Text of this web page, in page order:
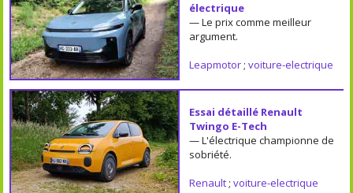
électrique
— Le prix comme meilleur
argument.
Leapmotor; voiture-electrique
Essai détaillé Renault
Twingo E-Tech
— L'électrique championne de
sobriété.
Renault; voiture-electrique